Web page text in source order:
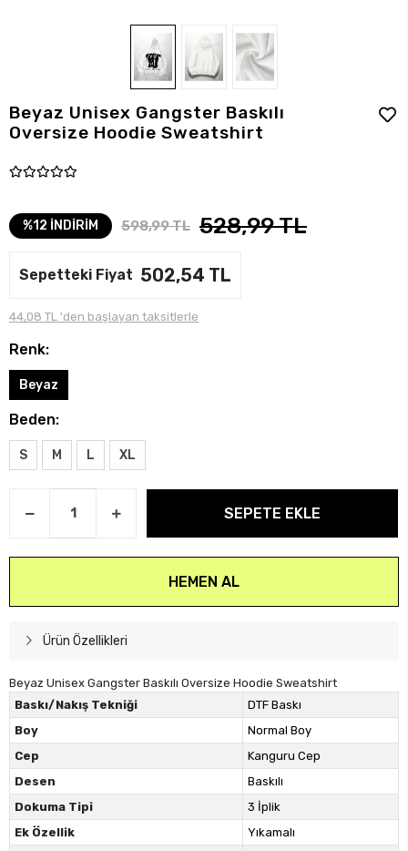
Beyaz Unisex Gangster Baskılı
Oversize Hoodie Sweatshirt
%12 İNDİRİM 598,99 TL 528,99 TL
Sepetteki Fiyat 502,54 TL
44,08 TL 'den başlayan taksitlerle
Renk:
Beyaz
Beden:
S M L XL
SEPETE EKLE
HEMEN AL
Ürün Özellikleri
Beyaz Unisex Gangster Baskılı Oversize Hoodie Sweatshirt
Baskı/Nakış Tekniği
DTF Baskı
Boy
Normal Boy
Cep
Kanguru Cep
Desen
Baskılı
Dokuma Tipi
3 İplik
Ek Özellik
Yıkamalı